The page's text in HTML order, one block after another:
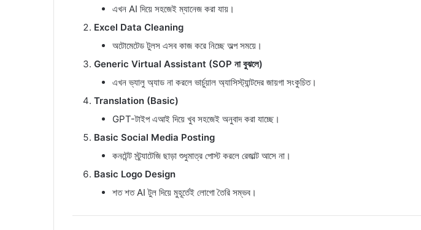
এখন AI দিয়ে সহজেই ম্যানেজ করা যায়।
Excel Data Cleaning
অটোমেটেড টুলস এসব কাজ করে নিচ্ছে অল্প সময়ে।
Generic Virtual Assistant (SOP না বুঝলে)
এখন ভ্যালু অ্যাড না করলে ভার্চুয়াল অ্যাসিস্ট্যান্টদের জায়গা সংকুচিত।
Translation (Basic)
GPT-টাইপ এআই দিয়ে খুব সহজেই অনুবাদ করা যাচ্ছে।
Basic Social Media Posting
কনটেন্ট স্ট্র্যাটেজি ছাড়া শুধুমাত্র পোস্ট করলে রেজাল্ট আসে না।
Basic Logo Design
শত শত AI টুল দিয়ে মুহূর্তেই লোগো তৈরি সম্ভব।